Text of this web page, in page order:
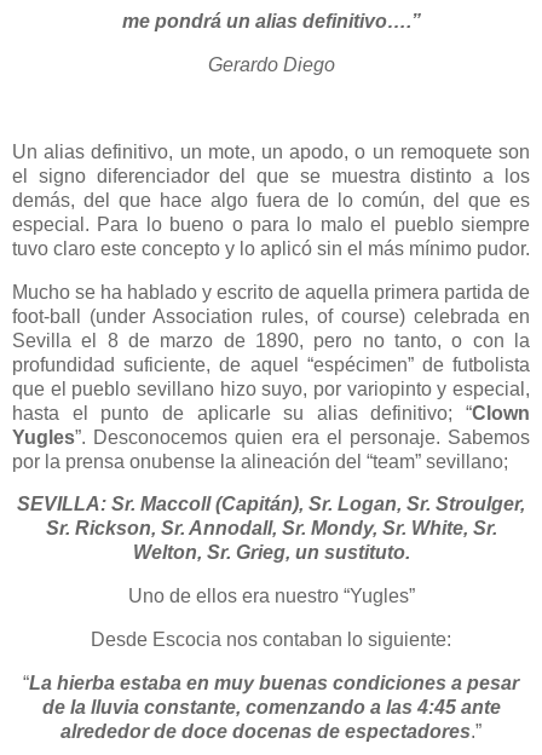
me pondrá un alias definitivo….”
Gerardo Diego
Un alias definitivo, un mote, un apodo, o un remoquete son
el signo diferenciador del que se muestra distinto a los
demás, del que hace algo fuera de lo común, del que es
especial. Para lo bueno o para lo malo el pueblo siempre
tuvo claro este concepto y lo aplicó sin el más mínimo pudor.
Mucho se ha hablado y escrito de aquella primera partida de
foot-ball (under Association rules, of course) celebrada en
Sevilla el 8 de marzo de 1890, pero no tanto, o con la
profundidad suficiente, de aquel “espécimen” de futbolista
que el pueblo sevillano hizo suyo, por variopinto y especial,
hasta el punto de aplicarle su alias definitivo; “Clown
Yugles”. Desconocemos quien era el personaje. Sabemos
por la prensa onubense la alineación del “team” sevillano;
SEVILLA: Sr. Maccoll (Capitán), Sr. Logan, Sr. Stroulger,
Sr. Rickson, Sr. Annodall, Sr. Mondy, Sr. White, Sr.
Welton, Sr. Grieg, un sustituto.
Uno de ellos era nuestro “Yugles”
Desde Escocia nos contaban lo siguiente:
“La hierba estaba en muy buenas condiciones a pesar
de la lluvia constante, comenzando a las 4:45 ante
alrededor de doce docenas de espectadores.”